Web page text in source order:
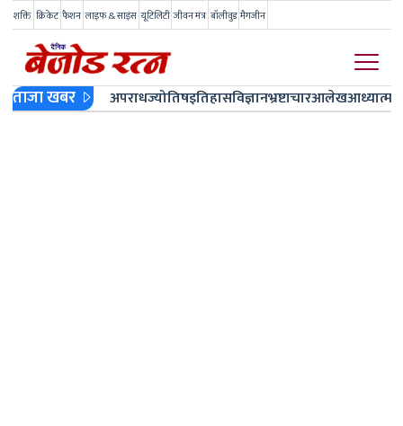
शक्ति क्रिकेट फैशन लाइफ & साइंस यूटिलिटी जीवन मंत्र बॉलीवुड मैगजीन
ताजा खबर अपराधज्योतिषइतिहासविज्ञानभ्रष्टाचारआलेखआध्यात्म